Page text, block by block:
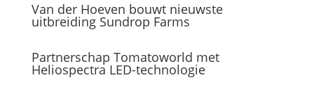
Van der Hoeven bouwt nieuwste
uitbreiding Sundrop Farms
Partnerschap Tomatoworld met
Heliospectra LED-technologie